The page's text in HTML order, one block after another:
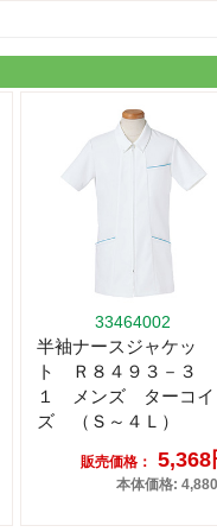
33464002
半袖ナースジャケッ
ト Ｒ８４９３－３
１ メンズ ターコイ
ズ （Ｓ～４Ｌ）
販売価格： 5,368
本体価格: